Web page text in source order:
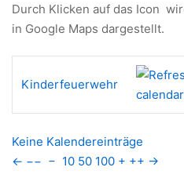
Durch Klicken auf das Icon
in Google Maps dargestellt.
Kinderfeuerwehr
Keine Kalendereinträge
← −− − 10 50 100 + ++ →